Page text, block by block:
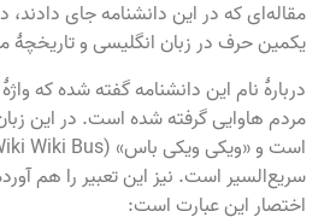
یکمین حرف در زبان انگلیسی و تاریخچهٔ
مردم هاوایی گرفته شده است. در این
اختصار این عبارت است: